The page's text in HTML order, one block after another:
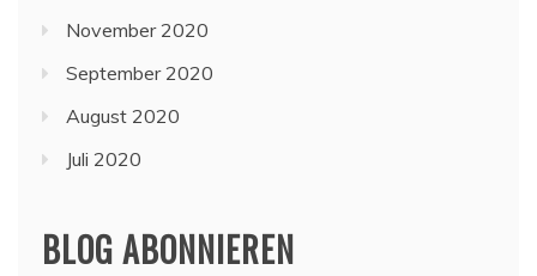
November 2020
September 2020
August 2020
Juli 2020
BLOG ABONNIEREN